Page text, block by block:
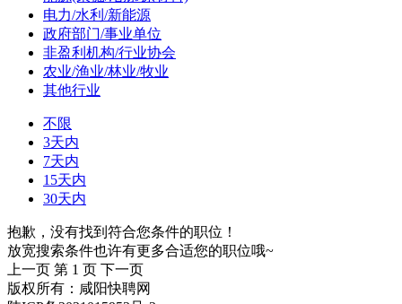
电力/水利/新能源
政府部门/事业单位
非盈利机构/行业协会
农业/渔业/林业/牧业
其他行业
不限
3天内
7天内
15天内
30天内
抱歉，没有找到符合您条件的职位！
放宽搜索条件也许有更多合适您的职位哦~
上一页 第 1 页 下一页
版权所有：咸阳快聘网